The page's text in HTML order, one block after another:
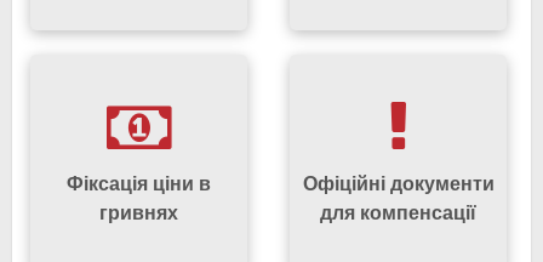
Фіксація ціни в
гривнях
Офіційні документи
для компенсації